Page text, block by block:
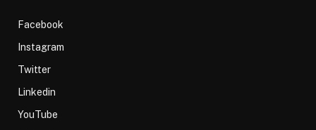
Facebook
Instagram
Twitter
Linkedin
YouTube